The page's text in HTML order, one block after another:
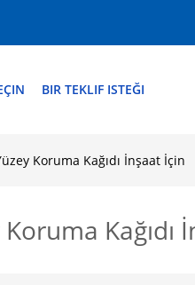
BIR TEKLIF ISTEĞI
Koruma Kağıdı İnşaat İçin
Kağıdı